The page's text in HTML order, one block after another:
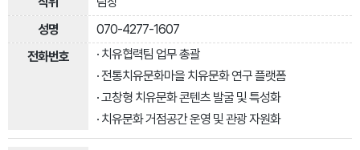
070-4277-1607
· 치유협력팀 업무 총괄
· 전통치유문화마을 치유문화 연구 플랫폼
· 고창형 치유문화 콘텐츠 발굴 및 특성화
· 치유문화 거점공간 운영 및 관광 자원화